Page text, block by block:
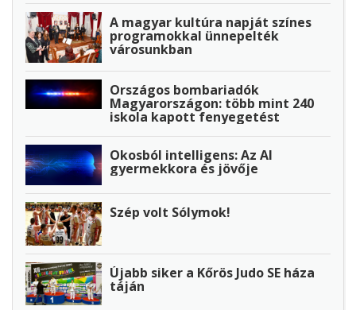
A magyar kultúra napját színes
programokkal ünnepelték
városunkban
Országos bombariadók
Magyarországon: több mint 240
iskola kapott fenyegetést
Okosból intelligens: Az AI
gyermekkora és jövője
Szép volt Sólymok!
Újabb siker a Kőrös Judo SE háza
táján